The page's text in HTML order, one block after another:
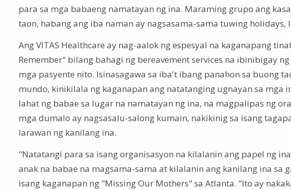
para sa mga babaeng namatayan ng ina. Maraming grupo ang
taon, habang ang iba naman ay nagsasama-sama tuwing holidays,
Ang VITAS Healthcare ay nag-aalok ng espesyal na kaganapang
Remember" bilang bahagi ng bereavement services na ibinibigay
mga pasyente nito. Isinasagawa sa iba't ibang panahon sa buong
mundo, kinikilala ng kaganapan ang natatanging ugnayan sa mga
lahat ng babae sa lugar na namatayan ng ina, na magpalipas ng
mga dumalo ay nagsasalu-salong kumain, nakikinig sa isang
larawan ng kanilang ina.
"Natatangi para sa isang organisasyon na kilalanin ang papel ng
anak na babae na magsama-sama at kilalanin ang kanilang ina sa
isang kaganapan ng "Missing Our Mothers" sa Atlanta. "Ito ay